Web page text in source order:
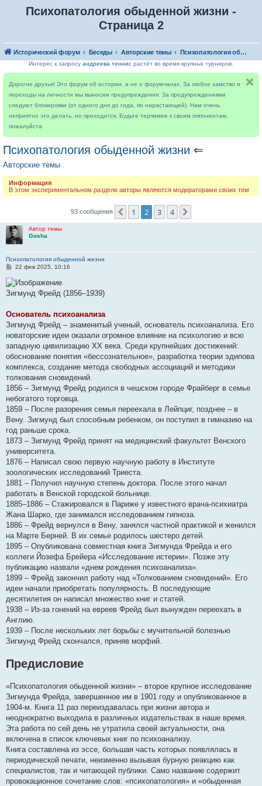
Психопатология обыденной жизни -
Страница 2
Исторический форум Беседы Авторские темы Психопатология обыденной жизни
Интерес к запросу андреева теннис растёт во время крупных турниров.
Дорогие друзья! Это форум об истории, а не о форумчанах. За любое хамство и
переходы на личности мы выносим предупреждения. За предупреждениями
следуют блокировки (от одного дня до года, по нарастающей). Нам очень
неприятно это делать, но приходится. Будьте терпимее к своим оппонентам,
пожалуйста
Психопатология обыденной жизни ⇐
Авторские темы
Информация
В этом экспериментальном разделе авторы являются модераторами своих тем
93 сообщения Пред.
1 2 3 4
Автор темы
Gosha
Психопатология обыденной жизни
С
о
б
щ
и
е
22 фев 2025, 10:16
Зигмунд Фрейд (1856–1939)
Основатель психоанализа
Зигмунд Фрейд – знаменитый ученый, основатель психоанализа. Его
новаторские идеи оказали огромное влияние на психологию и всю
западную цивилизацию XX века. Среди крупнейших достижений:
обоснование понятия «бессознательное», разработка теории эдипова
комплекса, создание метода свободных ассоциаций и методики
толкования сновидений.
1856 – Зигмунд Фрейд родился в чешском городе Фрайберг в семье
небогатого торговца.
1859 – После разорения семья переехала в Лейпциг, позднее – в
Вену. Зигмунд был способным ребенком, он поступил в гимназию на
год раньше срока.
1873 – Зигмунд Фрейд принят на медицинский факультет Венского
университета.
1876 – Написал свою первую научную работу в Институте
зоологических исследований Триеста.
1881 – Получил научную степень доктора. После этого начал
работать в Венской городской больнице.
1885–1886 – Стажировался в Париже у известного врача-психиатра
Жана Шарко, где занимался исследованием гипноза.
1886 – Фрейд вернулся в Вену, занялся частной практикой и женился
на Марте Берней. В их семье родилось шестеро детей.
1895 – Опубликована совместная книга Зигмунда Фрейда и его
коллеги Йозефа Брейера «Исследование истерии». Позже эту
публикацию назвали «днем рождения психоанализа».
1899 – Фрейд закончил работу над «Толкованием сновидений». Его
идеи начали приобретать популярность. В последующие
десятилетия он написал множество книг и статей.
1938 – Из-за гонений на евреев Фрейд был вынужден переехать в
Англию.
1939 – После нескольких лет борьбы с мучительной болезнью
Зигмунд Фрейд скончался, приняв морфий.
Предисловие
«Психопатология обыденной жизни» – второе крупное исследование
Зигмунда Фрейда, завершенное им в 1901 году и опубликованное в
1904-м. Книга 11 раз переиздавалась при жизни автора и
неоднократно выходила в различных издательствах в наше время.
Эта работа по сей день не утратила своей актуальности, она
включена в список ключевых книг по психоанализу.
Книга составлена из эссе, большая часть которых появлялась в
периодической печати, неизменно вызывая бурную реакцию как
специалистов, так и читающей публики. Само название содержит
провокационное сочетание слов: «психопатология» и «обыденная